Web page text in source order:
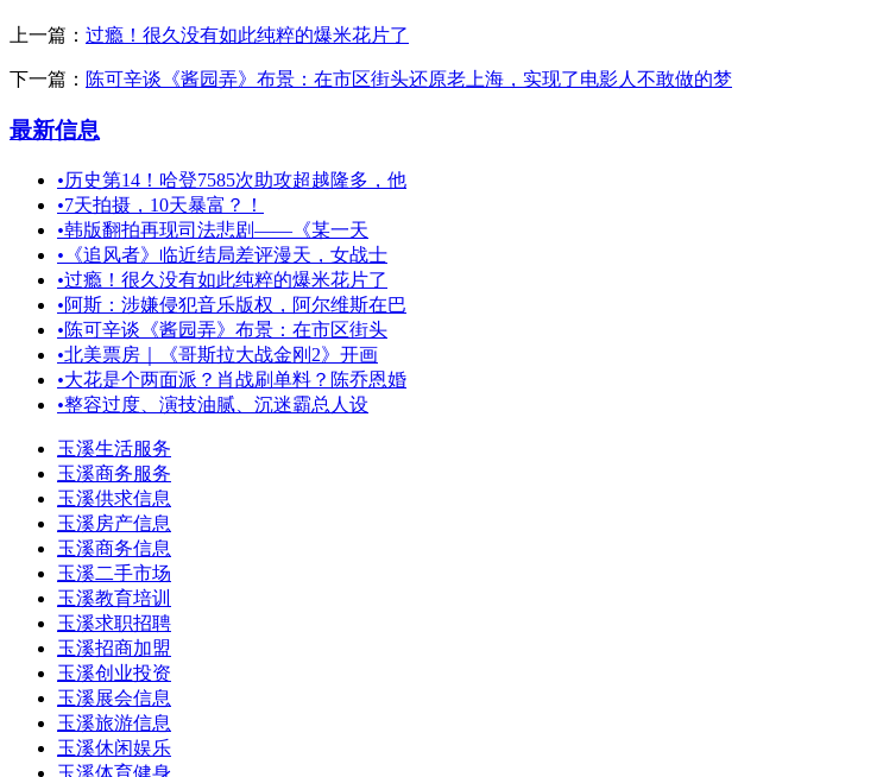
上一篇： 过瘾！很久没有如此纯粹的爆米花片了
下一篇： 陈可辛谈《酱园弄》布景：在市区街头还原老上海，实现了电影人不敢做的梦
最新信息
•历史第14！哈登7585次助攻超越隆多，他
•7天拍摄，10天暴富？！
•韩版翻拍再现司法悲剧——《某一天
• 《追风者》临近结局差评漫天，女战士
•过瘾！很久没有如此纯粹的爆米花片了
•阿斯：涉嫌侵犯音乐版权，阿尔维斯在巴
•陈可辛谈《酱园弄》布景：在市区街头
•北美票房｜《哥斯拉大战金刚2》开画
•大花是个两面派？肖战刷单料？陈乔恩婚
•整容过度、演技油腻、沉迷霸总人设
玉溪生活服务
玉溪商务服务
玉溪供求信息
玉溪房产信息
玉溪商务信息
玉溪二手市场
玉溪教育培训
玉溪求职招聘
玉溪招商加盟
玉溪创业投资
玉溪展会信息
玉溪旅游信息
玉溪休闲娱乐
玉溪体育健身